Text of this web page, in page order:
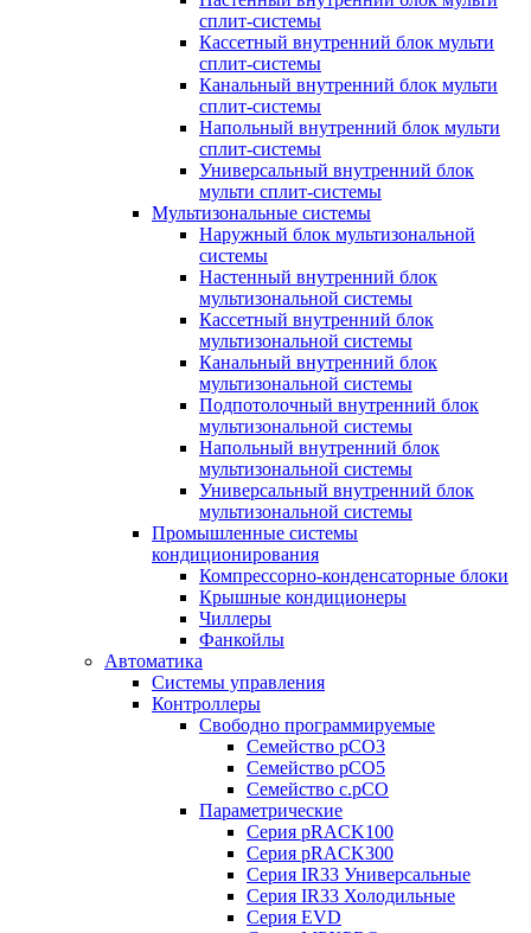
сплит-системы
Кассетный внутренний блок мульти
сплит-системы
Канальный внутренний блок мульти
сплит-системы
Напольный внутренний блок мульти
сплит-системы
Универсальный внутренний блок
мульти сплит-системы
Мультизональные системы
Наружный блок мультизональной
системы
Настенный внутренний блок
мультизональной системы
Кассетный внутренний блок
мультизональной системы
Канальный внутренний блок
мультизональной системы
Подпотолочный внутренний блок
мультизональной системы
Напольный внутренний блок
мультизональной системы
Универсальный внутренний блок
мультизональной системы
Промышленные системы
кондиционирования
Компрессорно-конденсаторные блоки
Крышные кондиционеры
Чиллеры
Фанкойлы
Автоматика
Системы управления
Контроллеры
Свободно программируемые
Семейство pCO3
Семейство pCO5
Семейство c.pCO
Параметрические
Серия pRACK100
Серия pRACK300
Серия IR33 Универсальные
Серия IR33 Холодильные
Серия EVD